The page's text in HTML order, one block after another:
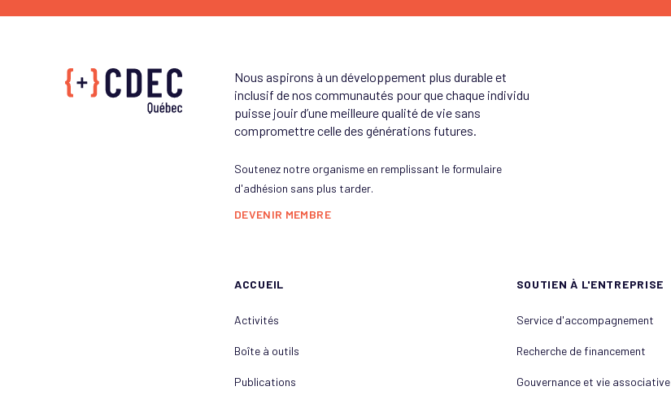
Nous aspirons à un développement plus durable et
inclusif de nos communautés pour que chaque individu
puisse jouir d’une meilleure qualité de vie sans
compromettre celle des générations futures.
Soutenez notre organisme en remplissant le formulaire
d'adhésion sans plus tarder.
DEVENIR MEMBRE
ACCUEIL
Activités
Boîte à outils
Publications
SOUTIEN À L'ENTREPRISE
Service d'accompagnement
Recherche de financement
Gouvernance et vie associative